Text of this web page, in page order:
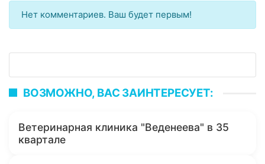
Нет комментариев. Ваш будет первым!
ВОЗМОЖНО, ВАС ЗАИНТЕРЕСУЕТ:
Ветеринарная клиника "Веденеева" в 35
квартале